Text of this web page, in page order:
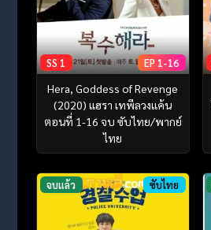
SS 1 EP 1-16
Hera, Goddess of Revenge
(2020) แฮรา เทพีลวงแค้น
ตอนที่ 1-16 จบ ซับไทย/พากย์
ไทย
จบแล้ว ซับไทย